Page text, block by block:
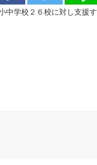
中学校２６校に対し支援す